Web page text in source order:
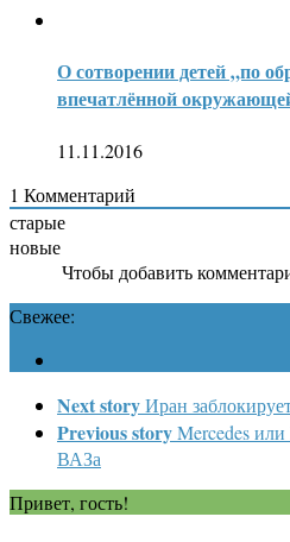
О сотворении детей „по
впечатлённой
11.11.2016
1 Комментарий
старые
новые
Чтобы добавить
Свежее:
Next storyИран
Previous storyMercedes
ВАЗа
Привет, гость!